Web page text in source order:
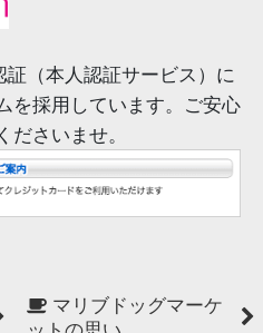
（本人認証サービス）に
を採用しています。ご安心
ださいませ。
マリブドッグマーケ